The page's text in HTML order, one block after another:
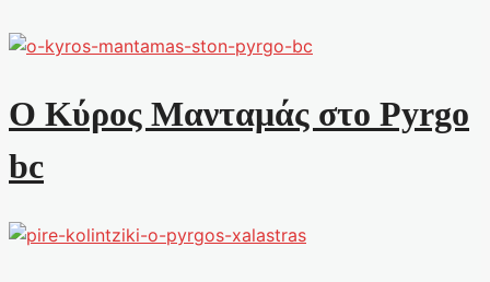
Ο Κύρος Μανταμάς στο Pyrgo
bc